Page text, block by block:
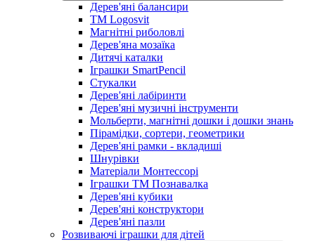
Дерев'яні балансири
TM Logosvit
Магнітні риболовлі
Дерев'яна мозаїка
Дитячі каталки
Іграшки SmartPencil
Стукалки
Дерев'яні лабіринти
Дерев'яні музичні інструменти
Мольберти, магнітні дошки і дошки знань
Пірамідки, сортери, геометрики
Дерев'яні рамки - вкладиші
Шнурівки
Матеріали Монтессорі
Іграшки ТМ Познавалка
Дерев'яні кубики
Дерев'яні конструктори
Дерев'яні пазли
Розвиваючі іграшки для дітей